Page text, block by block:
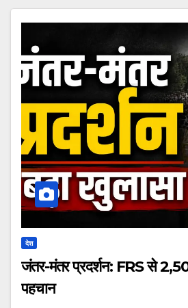
देश
जंतर-मंतर प्रदर्शन: FRS से
पहचान